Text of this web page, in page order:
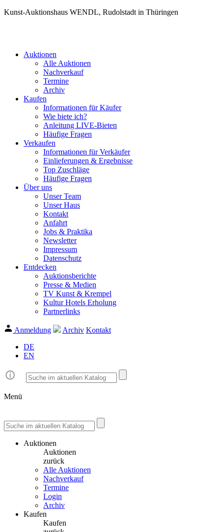
Kunst-Auktionshaus WENDL, Rudolstadt in Thüringen
Auktionen
Alle Auktionen
Nachverkauf
Termine
Archiv
Kaufen
Informationen für Käufer
Wie biete ich?
Anleitung LIVE-Bieten
Häufige Fragen
Verkaufen
Informationen für Verkäufer
Einlieferungen & Ergebnisse
Top Zuschläge
Häufige Fragen
Über uns
Unser Team
Unser Haus
Kontakt
Anfahrt
Jobs & Praktika
Newsletter
Impressum
Datenschutz
Entdecken
Auktionsberichte
Presse & Medien
TV Kunst & Krempel
Kultur Hotels Erholung
Partnerlinks
Anmeldung Archiv Kontakt
DE
EN
Menü
Auktionen
Auktionen
zurück
Alle Auktionen
Nachverkauf
Termine
Login
Archiv
Kaufen
Kaufen